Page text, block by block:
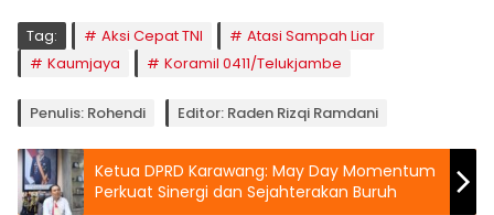
Tag: Aksi Cepat TNI
Atasi Sampah Liar
Kaumjaya
Koramil 0411/Telukjambe
Penulis: Rohendi Editor: Raden Rizqi Ramdani
Ketua DPRD Karawang: May Day Momentum
Perkuat Sinergi dan Sejahterakan Buruh